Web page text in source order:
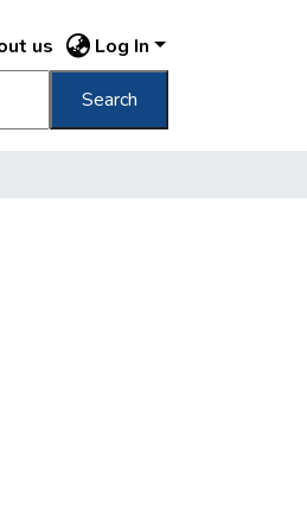
us Log In
Search